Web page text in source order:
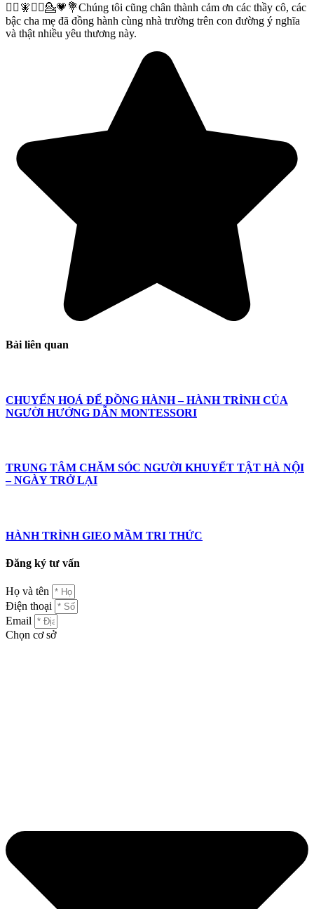
🧚‍♀️🧚🧚‍♂️💁💗💐Chúng tôi cũng chân thành cảm ơn các thầy cô, các
bậc cha mẹ đã đồng hành cùng nhà trường trên con đường ý nghĩa
và thật nhiều yêu thương này.
Bài liên quan
CHUYỂN HOÁ ĐỂ ĐỒNG HÀNH – HÀNH TRÌNH CỦA
NGƯỜI HƯỚNG DẪN MONTESSORI
TRUNG TÂM CHĂM SÓC NGƯỜI KHUYẾT TẬT HÀ NỘI
– NGÀY TRỞ LẠI
HÀNH TRÌNH GIEO MẦM TRI THỨC
Đăng ký tư vấn
Họ và tên
Điện thoại
Email
Chọn cơ sở